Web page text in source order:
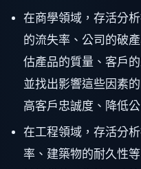
在商學領域，存活分
的流失率、公司的破
估產品的質量、客戶
並找出影響這些因素
高客戶忠誠度、降低
在工程領域，存活分
率、建築物的耐久性